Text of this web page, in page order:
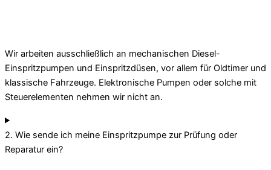
Wir arbeiten ausschließlich an mechanischen Diesel-
Einspritzpumpen und Einspritzdüsen, vor allem für Oldtimer und
klassische Fahrzeuge. Elektronische Pumpen oder solche mit
Steuerelementen nehmen wir nicht an.
2. Wie sende ich meine Einspritzpumpe zur Prüfung oder
Reparatur ein?